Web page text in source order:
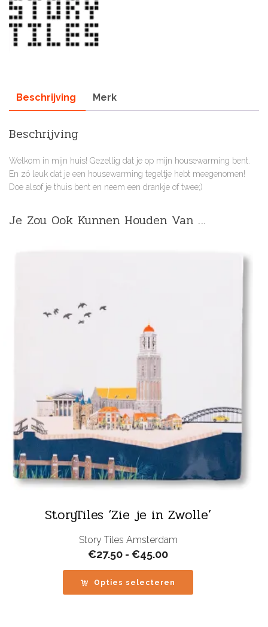
Beschrijving Merk
Beschrijving
Welkom in mijn huis! Gezellig dat je op mijn housewarming bent.
En zó leuk dat je een housewarming tegeltje hebt meegenomen!
Doe alsof je thuis bent en neem een drankje of twee;)
Je Zou Ook Kunnen Houden Van …
StoryTiles ‘Zie je in Zwolle’
Story Tiles Amsterdam
€27.50 - €45.00Prijsklasse:
tot
€45.00
Opties selecteren